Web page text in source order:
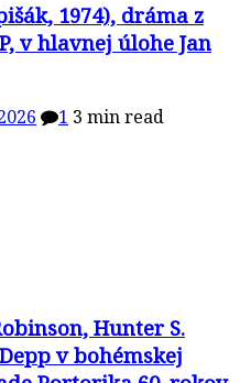
1974), dráma z
v hlavnej úlohe Jan
1 3 min read
Hunter S.
v bohémskej